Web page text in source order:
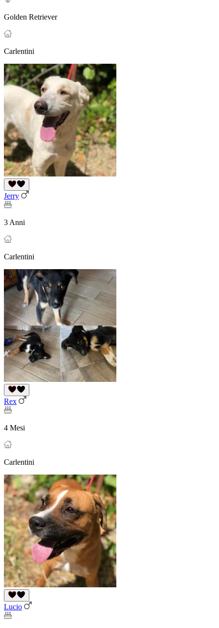
Golden Retriever
Carlentini
Jerry
3 Anni
Carlentini
Rex
4 Mesi
Carlentini
Lucio